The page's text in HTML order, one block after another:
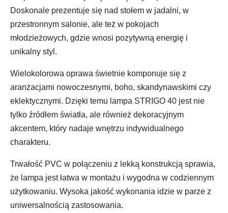
Doskonale prezentuje się nad stołem w jadalni, w
przestronnym salonie, ale też w pokojach
młodzieżowych, gdzie wnosi pozytywną energię i
unikalny styl.
Wielokolorowa oprawa świetnie komponuje się z
aranżacjami nowoczesnymi, boho, skandynawskimi czy
eklektycznymi. Dzięki temu lampa STRIGO 40 jest nie
tylko źródłem światła, ale również dekoracyjnym
akcentem, który nadaje wnętrzu indywidualnego
charakteru.
Trwałość PVC w połączeniu z lekką konstrukcją sprawia,
że lampa jest łatwa w montażu i wygodna w codziennym
użytkowaniu. Wysoka jakość wykonania idzie w parze z
uniwersalnością zastosowania.